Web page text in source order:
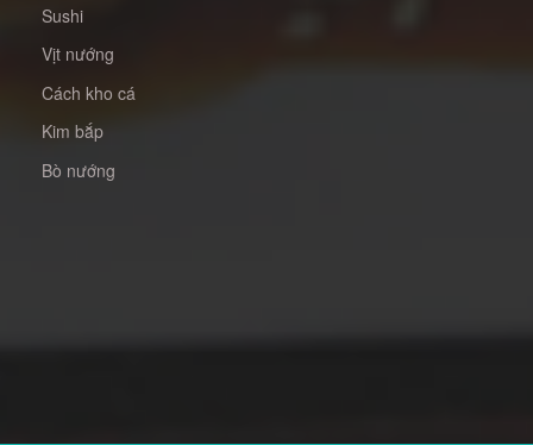
Sushi
Vịt nướng
Cách kho cá
Kim bắp
Bò nướng